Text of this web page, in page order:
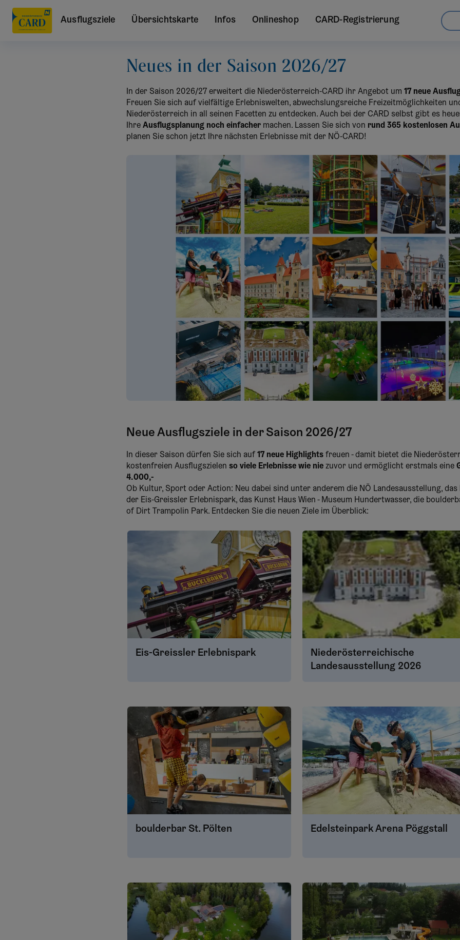
Ausflugsziele Übersichtskarte Infos Onlineshop CARD-Registrierung
Neues in der Saison 2026/27
In der Saison 2026/27 erweitert die Niederösterreich-CARD ihr Angebot um 17 neue
Freuen Sie sich auf vielfältige Erlebniswelten, abwechslungsreiche Freizeitmöglichkeiten
Niederösterreich in all seinen Facetten zu entdecken. Auch bei der CARD selbst gibt es
Ihre Ausflugsplanung noch einfacher machen. Lassen Sie sich von rund 365 kostenlosen
planen Sie schon jetzt Ihre nächsten Erlebnisse mit der NÖ-CARD!
Neue Ausflugsziele in der Saison 2026/27
In dieser Saison dürfen Sie sich auf 17 neue Highlights freuen - damit bietet die
kostenfreien Ausflugszielen so viele Erlebnisse wie nie zuvor und ermöglicht erstmals eine
4.000,-
Ob Kultur, Sport oder Action: Neu dabei sind unter anderem die NÖ Landesausstellung,
der Eis-Greissler Erlebnispark, das Kunst Haus Wien - Museum Hundertwasser, die
of Dirt Trampolin Park. Entdecken Sie die neuen Ziele im Überblick:
Eis-Greissler Erlebnispark
Niederösterreichische
Landesausstellung 2026
boulderbar St. Pölten Edelsteinpark Arena Pöggstall